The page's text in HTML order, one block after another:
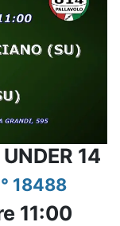
14
18488
11:00